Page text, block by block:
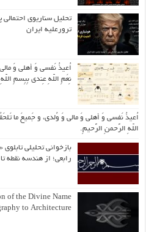
تحلیل سناریوی احتمالی
ترورعلیه ایران
اُعیذُ نَفسی وَ أهلی وَ
نِعَمِ اللّهِ عِندی بِبِسمِ
اُعیذُ نَفسی وَ أهلی وَ مالی وَ وُلدی، و جَمیعَ ما
اللّهِ الرَّحمنِ الرَّحیمِ.
بازخوانی تحلیلی
رابعی؛ از هندسه نقطه
of the Divine Name
to Architecture